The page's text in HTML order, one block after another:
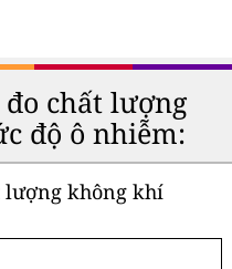
chất lượng
độ ô nhiễm:
lượng không khí